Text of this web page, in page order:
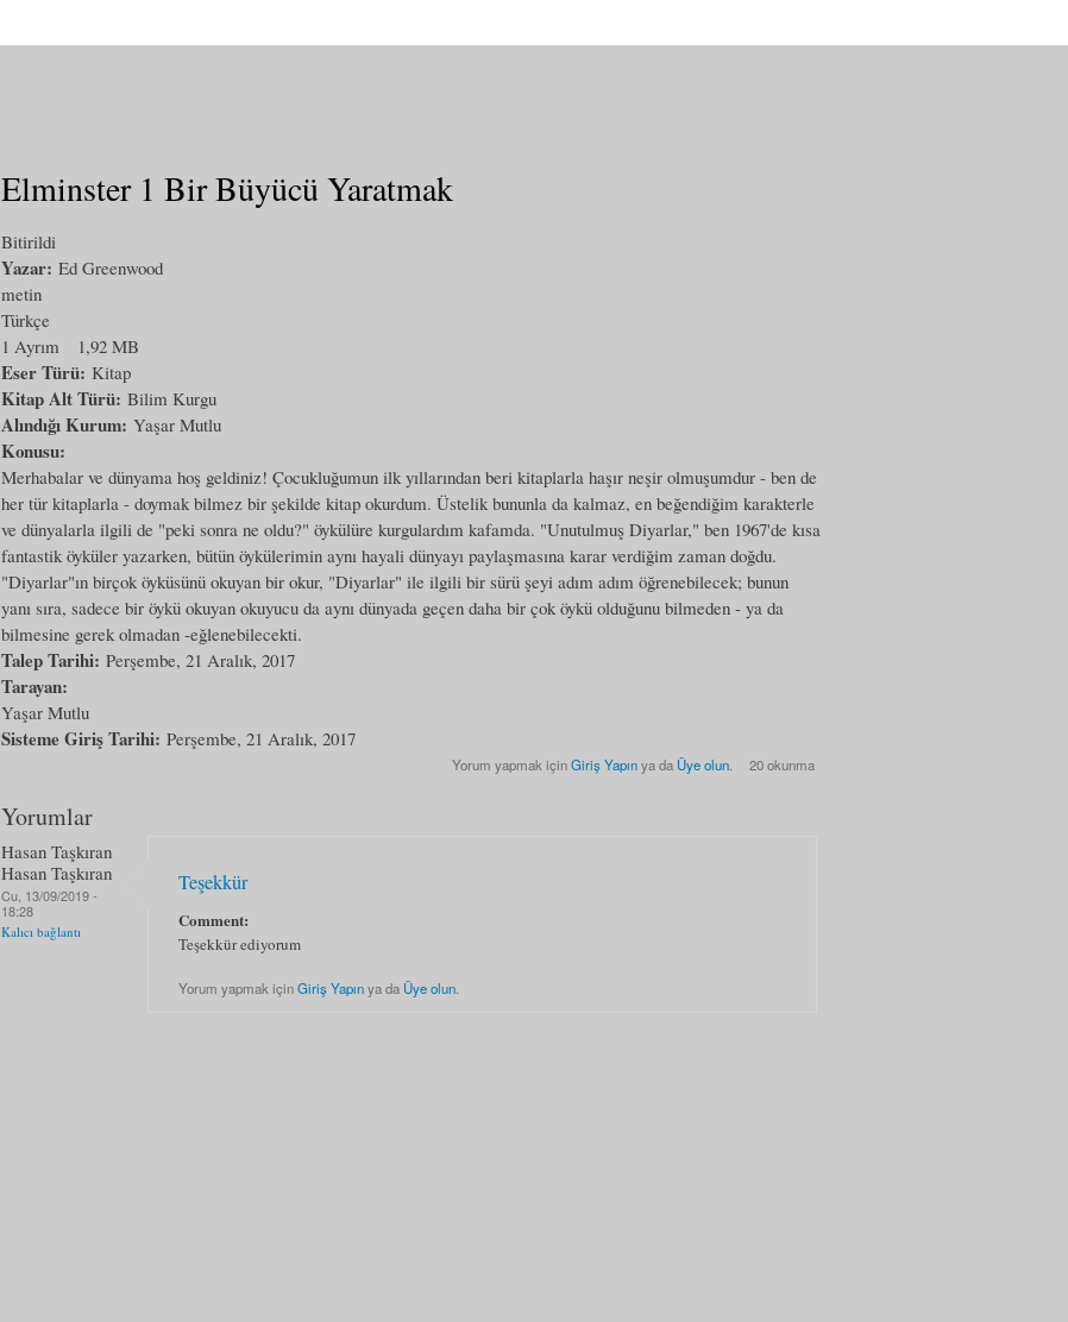
Elminster 1 Bir Büyücü Yaratmak
Bitirildi
Yazar: Ed Greenwood
metin
Türkçe
1 Ayrım
1,92 MB
Eser Türü: Kitap
Kitap Alt Türü: Bilim Kurgu
Alındığı Kurum: Yaşar Mutlu
Konusu:
Merhabalar ve dünyama hoş geldiniz! Çocukluğumun ilk yıllarından beri kitaplarla haşır neşir olmuşumdur - ben de
her tür kitaplarla - doymak bilmez bir şekilde kitap okurdum. Üstelik bununla da kalmaz, en beğendiğim karakterle
ve dünyalarla ilgili de "peki sonra ne oldu?" öykülüre kurgulardım kafamda. "Unutulmuş Diyarlar," ben 1967'de kısa
fantastik öyküler yazarken, bütün öykülerimin aynı hayali dünyayı paylaşmasına karar verdiğim zaman doğdu.
"Diyarlar"ın birçok öyküsünü okuyan bir okur, "Diyarlar" ile ilgili bir sürü şeyi adım adım öğrenebilecek; bunun
yanı sıra, sadece bir öykü okuyan okuyucu da aynı dünyada geçen daha bir çok öykü olduğunu bilmeden - ya da
bilmesine gerek olmadan -eğlenebilecekti.
Talep Tarihi: Perşembe, 21 Aralık, 2017
Tarayan:
Yaşar Mutlu
Sisteme Giriş Tarihi: Perşembe, 21 Aralık, 2017
Yorum yapmak içinGiriş Yapınya da Üye olun. 20 okunma
Yorumlar
Hasan Taşkıran
Hasan Taşkıran
Cu, 13/09/2019 -
18:28
Kalıcı bağlantı
Teşekkür
Comment:
Teşekkür ediyorum
Yorum yapmak içinGiriş Yapınya da Üye olun